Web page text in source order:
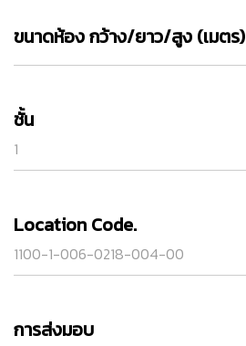
ขนาดห้อง กว้าง/ยาว/สูง (เมตร)
ชั้น
1
Location Code.
1100-1-006-0218-004-00
การส่งมอบ